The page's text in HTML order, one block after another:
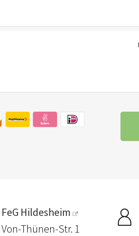
FeG Hildesheim
Von-Thünen-Str. 1